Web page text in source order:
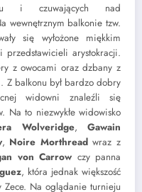
i czuwających nad
wewnętrznym balkonie tzw.
się wyłożone miękkim
przedstawicieli arystokracji.
z owocami oraz dzbany z
Z balkonu był bardzo dobry
widowni znaleźli się
Na to niezwykłe widowisko
Wolveridge,Gawain
, Noire Morthreadwraz z
von Carrow czy panna
, która jednak większość
Zece. Na oglądanie turnieju